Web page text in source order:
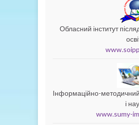
Обласний інститут
Інформаційно-методичний
і
www.sumy-